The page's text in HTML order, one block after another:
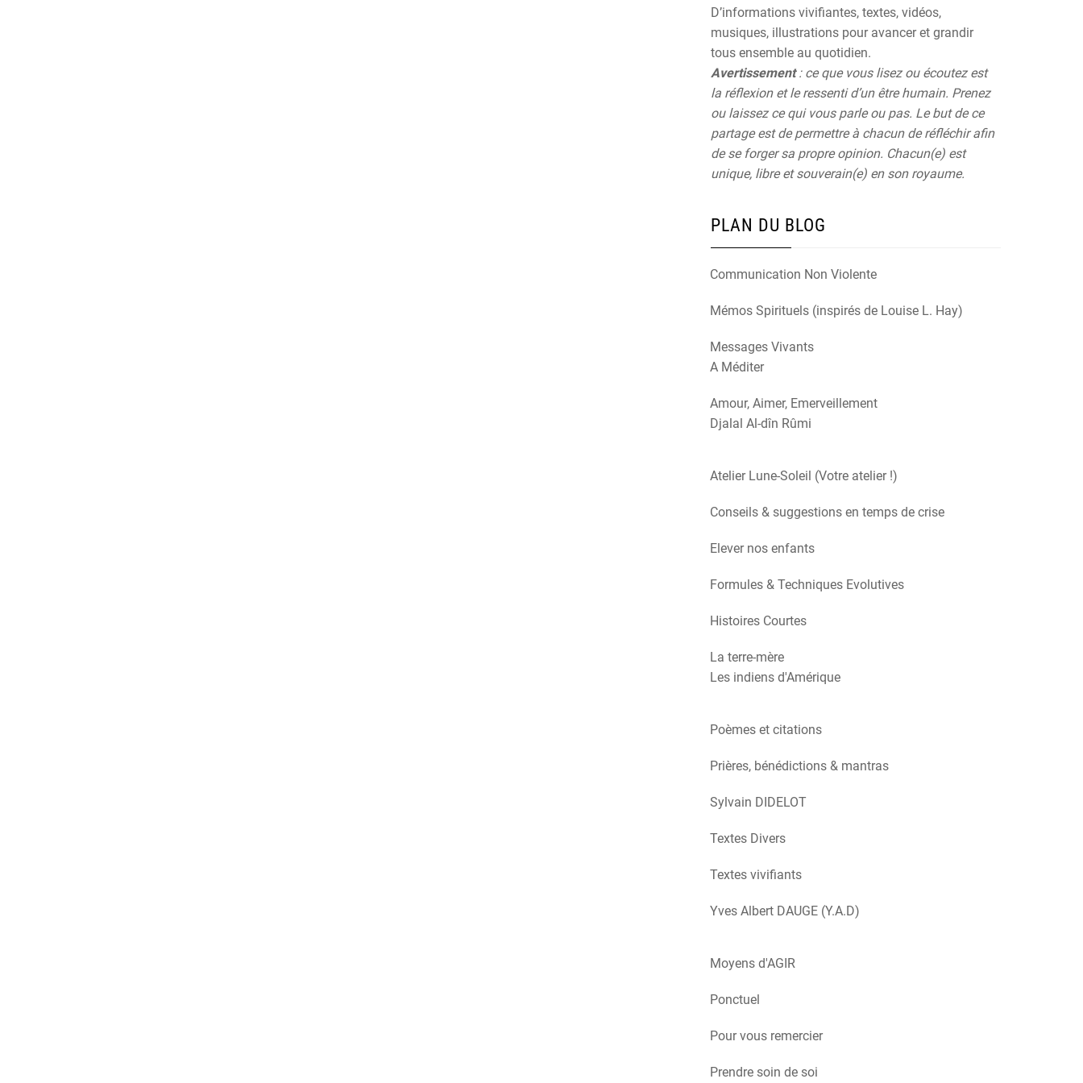
D’informations vivifiantes, textes, vidéos,
musiques, illustrations pour avancer et grandir
tous ensemble au quotidien.
Avertissement: ce que vous lisez ou écoutez est
la réflexion et le ressenti d’un être humain. Prenez
ou laissez ce qui vous parle ou pas. Le but de ce
partage est de permettre à chacun de réfléchir afin
de se forger sa propre opinion. Chacun(e) est
unique, libre et souverain(e) en son royaume.
PLAN DU BLOG
Communication Non Violente
Mémos Spirituels (inspirés de Louise L. Hay)
Messages Vivants
A Méditer
Amour, Aimer, Emerveillement
Djalal Al-dîn Rûmi
Atelier Lune-Soleil (Votre atelier !)
Conseils & suggestions en temps de crise
Elever nos enfants
Formules & Techniques Evolutives
Histoires Courtes
La terre-mère
Les indiens d'Amérique
Poèmes et citations
Prières, bénédictions & mantras
Sylvain DIDELOT
Textes Divers
Textes vivifiants
Yves Albert DAUGE (Y.A.D)
Moyens d'AGIR
Ponctuel
Pour vous remercier
Prendre soin de soi